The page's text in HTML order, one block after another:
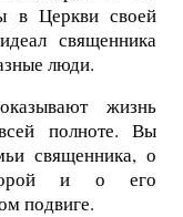
в Церкви своей
священника
люди.
жизнь
полноте. Вы
священника, о
и о его
подвиге.